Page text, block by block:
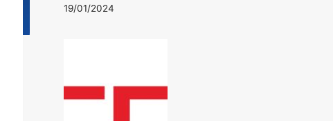
19/01/2024